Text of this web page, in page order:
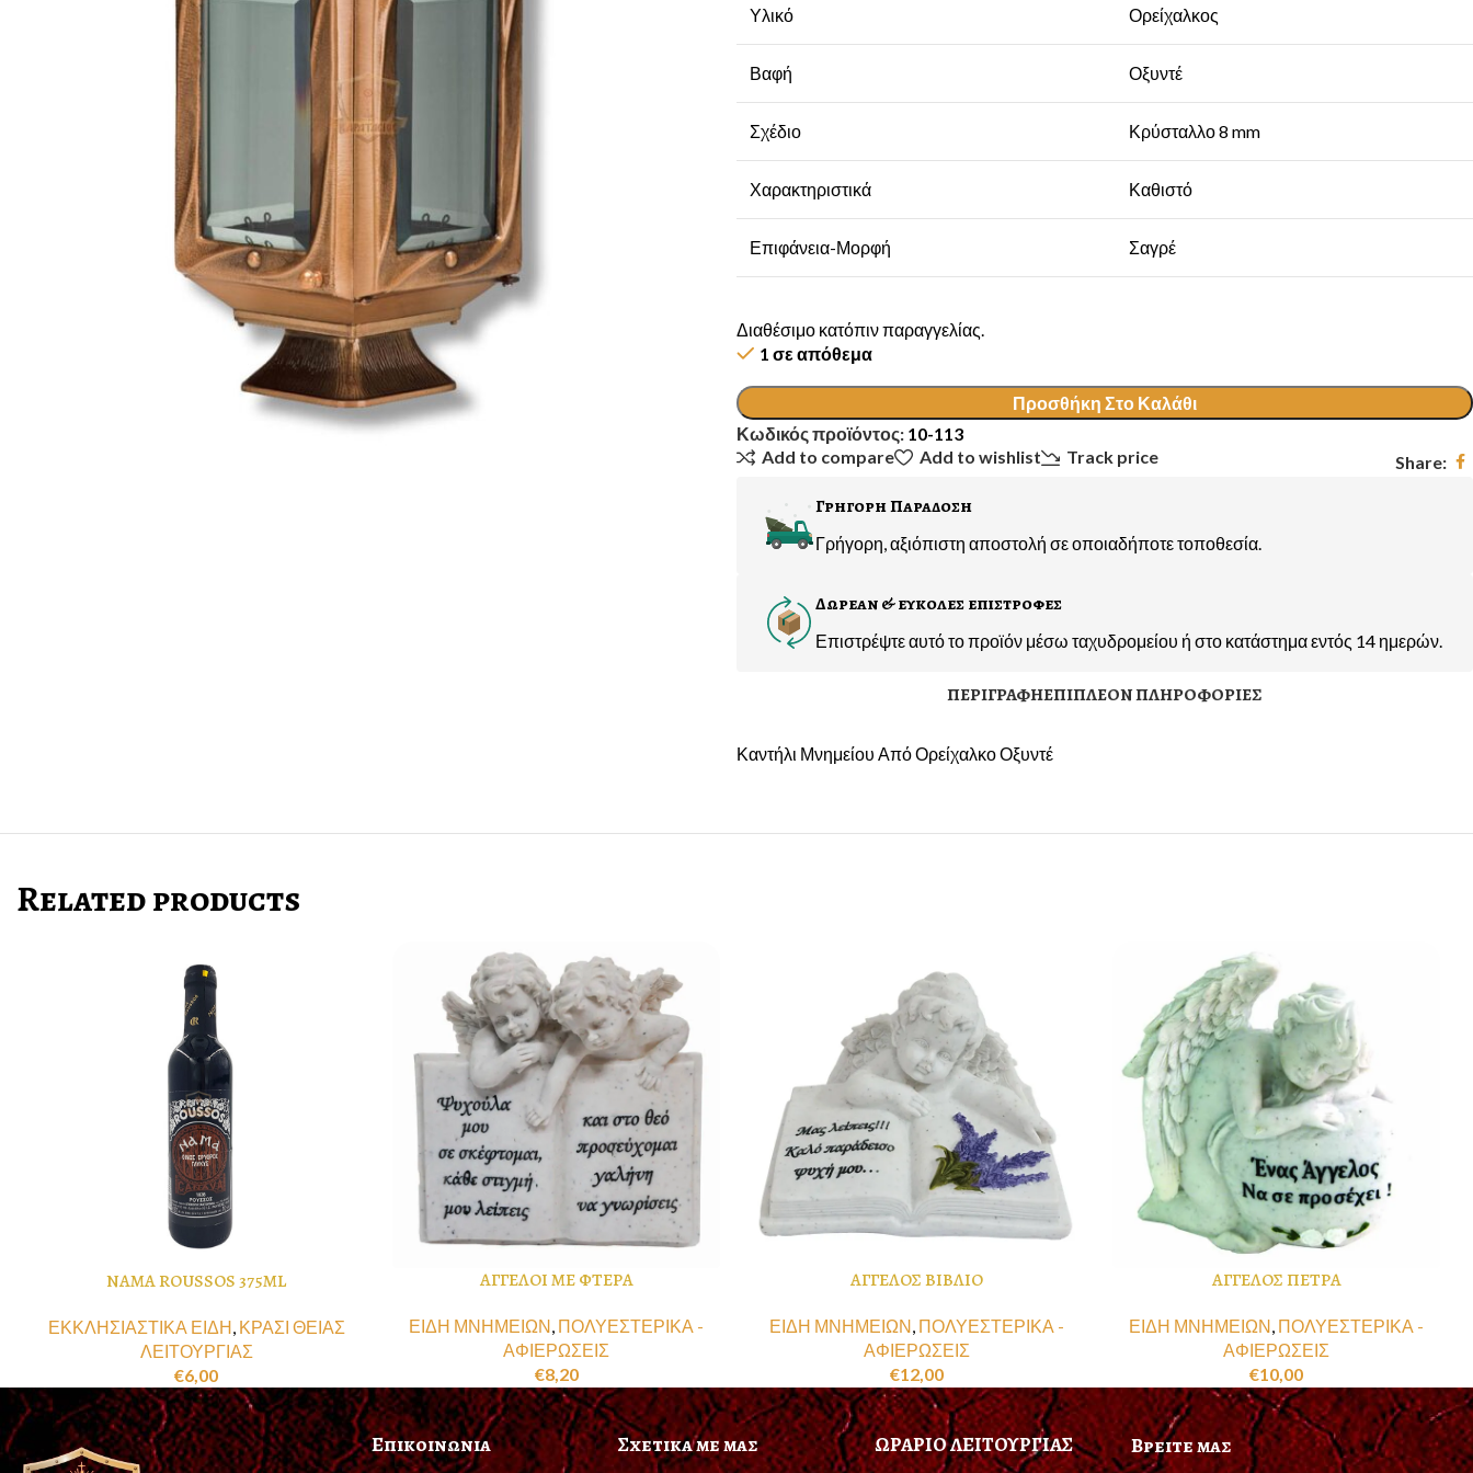
Υλικό Ορείχαλκος
Βαφή Οξυντέ
Σχέδιο Κρύσταλλο 8 mm
Χαρακτηριστικά Καθιστό
Επιφάνεια-Μορφή Σαγρέ
Διαθέσιμο κατόπιν παραγγελίας.
1 σε απόθεμα
Προσθήκη Στο Καλάθι
Κωδικός προϊόντος: 10-113
Add to compare
Add to wishlist Track price Share:
Γρηγορη Παραδοση
Γρήγορη, αξιόπιστη αποστολή σε οποιαδήποτε τοποθεσία.
Δωρεαν & ευκολες επιστροφες
Επιστρέψτε αυτό το προϊόν μέσω ταχυδρομείου ή στο κατάστημα εντός 14 ημερών.
ΠΕΡΙΓΡΑΦΉΕΠΙΠΛΈΟΝ ΠΛΗΡΟΦΟΡΊΕΣ
Καντήλι Μνημείου Από Ορείχαλκο Οξυντέ
Related products
NAMA ROUSSOS 375ML
ΕΚΚΛΗΣΙΑΣΤΙΚΑ ΕΙΔΗ, ΚΡΑΣΙ ΘΕΙΑΣ
ΛΕΙΤΟΥΡΓΙΑΣ
€6,00
ΑΓΓΕΛΟΙ ΜΕ ΦΤΕΡΑ
ΕΙΔΗ ΜΝΗΜΕΙΩΝ, ΠΟΛΥΕΣΤΕΡΙΚΑ -
ΑΦΙΕΡΩΣΕΙΣ
€8,20
ΑΓΓΕΛΟΣ ΒΙΒΛΙΟ
ΕΙΔΗ ΜΝΗΜΕΙΩΝ, ΠΟΛΥΕΣΤΕΡΙΚΑ -
ΑΦΙΕΡΩΣΕΙΣ
€12,00
ΑΓΓΕΛΟΣ ΠΕΤΡΑ
ΕΙΔΗ ΜΝΗΜΕΙΩΝ, ΠΟΛΥΕΣΤΕΡΙΚΑ -
ΑΦΙΕΡΩΣΕΙΣ
€10,00
Επικοινωνια Σχετικα με μας ΩΡΑΡΙΟ ΛΕΙΤΟΥΡΓΙΑΣ Βρειτε μας